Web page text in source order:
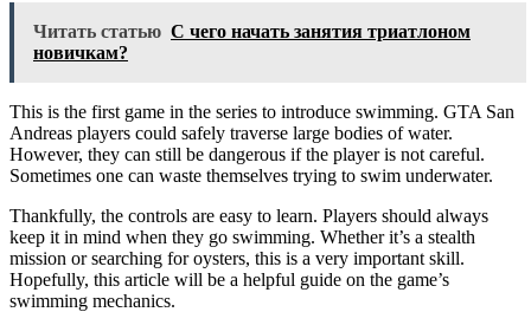
Читать статью С чего начать занятия триатлоном
новичкам?
This is the first game in the series to introduce swimming. GTA San
Andreas players could safely traverse large bodies of water.
However, they can still be dangerous if the player is not careful.
Sometimes one can waste themselves trying to swim underwater.
Thankfully, the controls are easy to learn. Players should always
keep it in mind when they go swimming. Whether it’s a stealth
mission or searching for oysters, this is a very important skill.
Hopefully, this article will be a helpful guide on the game’s
swimming mechanics.